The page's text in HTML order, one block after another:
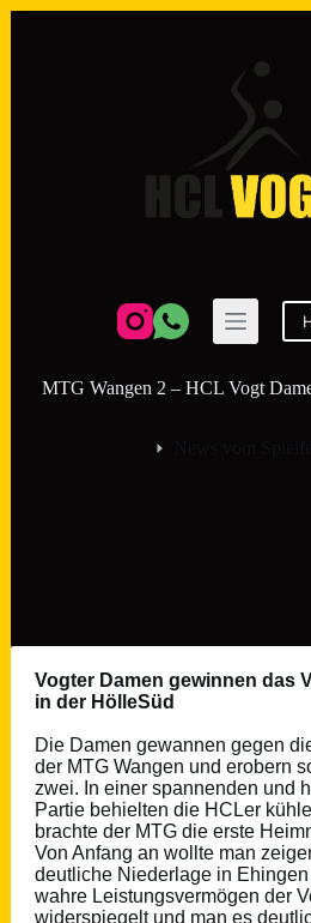
MTG Wangen 2 – HCL Vogt
Vogter Damen gewinnen das
in der HölleSüd
Die Damen gewannen gegen
der MTG Wangen und erobern
zwei. In einer spannenden und
Partie behielten die HCLer
brachte der MTG die erste
Von Anfang an wollte man
deutliche Niederlage in
wahre Leistungsvermögen der
widerspiegelt und man es